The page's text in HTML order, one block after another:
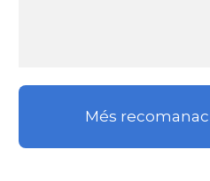
Més